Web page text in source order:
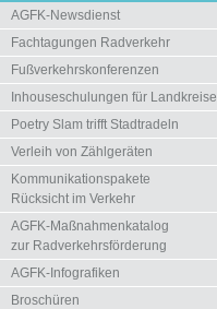
AGFK-Newsdienst
Fachtagungen Radverkehr
Fußverkehrskonferenzen
Inhouseschulungen für Landkreise
Poetry Slam trifft Stadtradeln
Verleih von Zählgeräten
Kommunikationspakete
Rücksicht im Verkehr
AGFK-Maßnahmenkatalog
zur Radverkehrsförderung
AGFK-Infografiken
Broschüren